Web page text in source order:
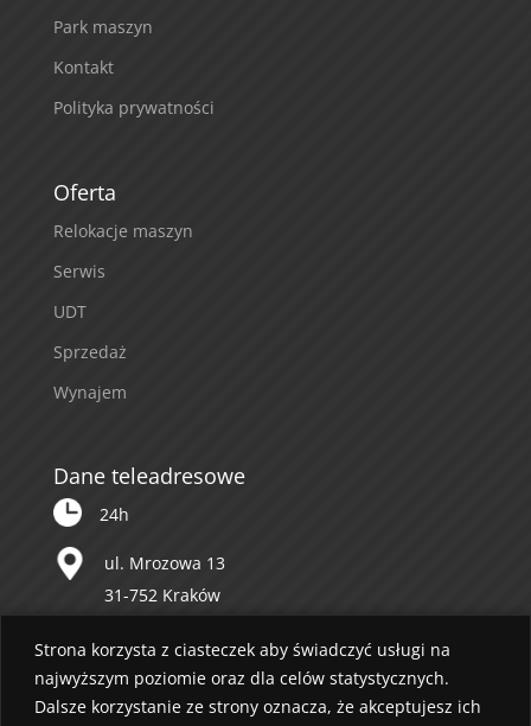
Strona korzysta z ciasteczek aby świadczyć usługi na
najwyższym poziomie oraz dla celów statystycznych.
Dalsze korzystanie ze strony oznacza, że akceptujesz ich
Park maszyn
Kontakt
Polityka prywatności
Oferta
Relokacje maszyn
Serwis
UDT
Sprzedaż
Wynajem
Dane teleadresowe
24h
ul. Mrozowa 13
31-752 Kraków
12 643 53 57
biuro@mazur.krakow.pl